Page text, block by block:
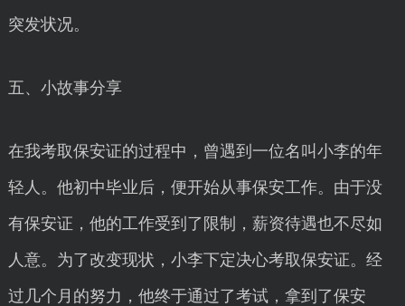
突发状况。
五、小故事分享
在我考取保安证的过程中，曾遇到一位名叫小李的年
轻人。他初中毕业后，便开始从事保安工作。由于没
有保安证，他的工作受到了限制，薪资待遇也不尽如
人意。为了改变现状，小李下定决心考取保安证。经
过几个月的努力，他终于通过了考试，拿到了保安